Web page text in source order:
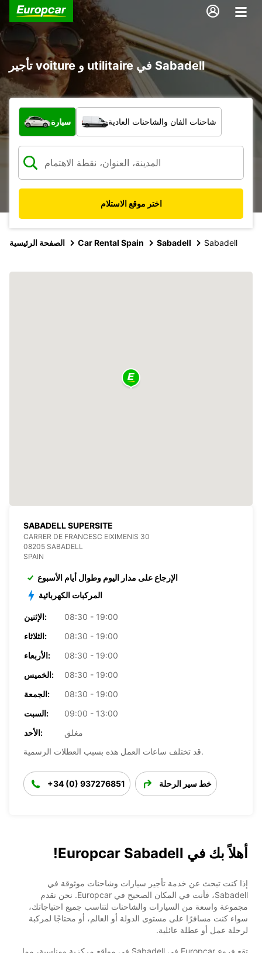
تأجير voiture و utilitaire في Sabadell
ما نوع المركبة؟
سيارة شاحنات الفان والشاحنات العادية
اختر موقع الاستلام
الصفحة الرئيسية Car Rental Spain Sabadell Sabadell
SABADELL SUPERSITE
CARRER DE FRANCESC EIXIMENIS 30
08205 SABADELL
SPAIN
الإرجاع على مدار اليوم وطوال أيام الأسبوع
المركبات الكهربائية
الإثنين:
08:30 - 19:00
الثلاثاء:
08:30 - 19:00
الأربعاء:
08:30 - 19:00
الخميس:
08:30 - 19:00
الجمعة:
08:30 - 19:00
السبت:
09:00 - 13:00
الأحد:
مغلق
قد تختلف ساعات العمل هذه بسبب العطلات الرسمية.
+34 (0) 937276851 خط سير الرحلة
أهلاً بك في Europcar Sabadell!
إذا كنت تبحث عن خدمة تأجير سيارات وشاحنات موثوقة في
Sabadell، فأنت في المكان الصحيح في Europcar. نحن نقدم
مجموعة واسعة من السيارات والشاحنات لتناسب جميع احتياجاتك،
سواء كنت مسافرًا على مستوى الدولة أو العالم، أو محتاجًا لمركبة
لرحلة عمل أو عطلة عائلية.
تقع فروع Europcar في Sabadell في مواقع مركزية ومناسبة، مما